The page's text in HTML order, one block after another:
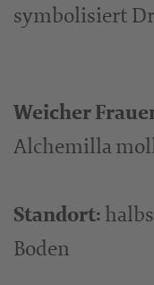
symbolisiert
Weicher
Alchemilla
Standort:
Boden